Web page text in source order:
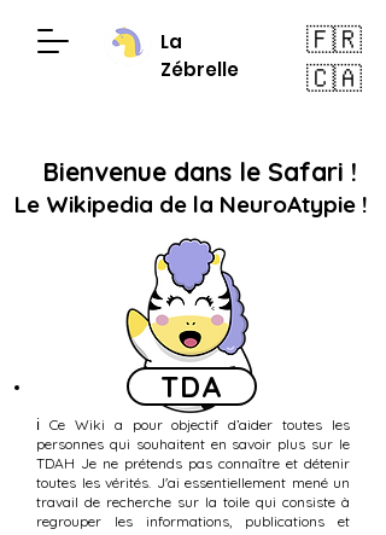
La
Zébrelle
🇫🇷
🇨🇦
Bienvenue dans le Safari !
Le Wikipedia de la NeuroAtypie !
ℹ️ Ce Wiki a pour objectif d’aider toutes les
personnes qui souhaitent en savoir plus sur le
TDAH Je ne prétends pas connaître et détenir
toutes les vérités. J'ai essentiellement mené un
travail de recherche sur la toile qui consiste à
regrouper les informations, publications et
TDA